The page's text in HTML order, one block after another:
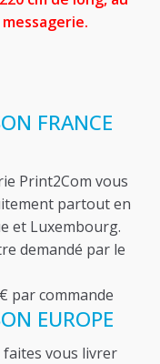
FRANCE
Print2Com vous
partout en
et Luxembourg.
demandé par le
par commande
EUROPE
faites vous livrer